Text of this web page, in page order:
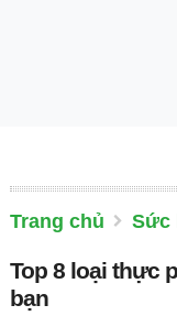
Trang chủ Sức
Top 8 loại thực
bạn